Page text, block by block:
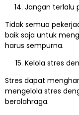
Jangan terlalu
Tidak semua
baik saja untuk
harus sempurna.
Kelola stres
Stres dapat
mengelola stres
berolahraga.